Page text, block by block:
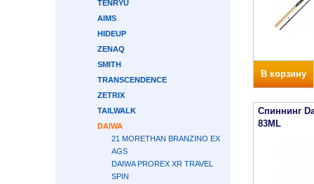
TENRYU
AIMS
HIDEUP
ZENAQ
SMITH
TRANSCENDENCE
ZETRIX
TAILWALK
DAIWA
21 MORETHAN BRANZINO EX
AGS
DAIWA PROREX XR TRAVEL
SPIN
В корзину
Спиннинг
83ML